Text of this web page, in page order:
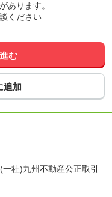
あります。
ください
む
社)九州不動産公正取引